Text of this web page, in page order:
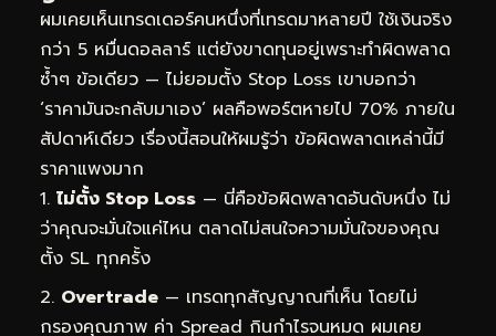
ผมเคยเห็นเทรดเดอร์คนหนึ่งที่เทรดมาหลายปี ใช้เงินจริง
กว่า 5 หมื่นดอลลาร์ แต่ยังขาดทุนอยู่เพราะทำผิดพลาด
ซ้ำๆ ข้อเดียว — ไม่ยอมตั้ง Stop Loss เขาบอกว่า
‘ราคามันจะกลับมาเอง’ ผลคือพอร์ตหายไป 70% ภายใน
สัปดาห์เดียว เรื่องนี้สอนให้ผมรู้ว่า ข้อผิดพลาดเหล่านี้มี
ราคาแพงมาก
ไม่ตั้ง Stop Loss — นี่คือข้อผิดพลาดอันดับหนึ่ง ไม่
ว่าคุณจะมั่นใจแค่ไหน ตลาดไม่สนใจความมั่นใจของคุณ
ตั้ง SL ทุกครั้ง
Overtrade — เทรดทุกสัญญาณที่เห็น โดยไม่
กรองคุณภาพ ค่า Spread กินกำไรจนหมด ผมเคย